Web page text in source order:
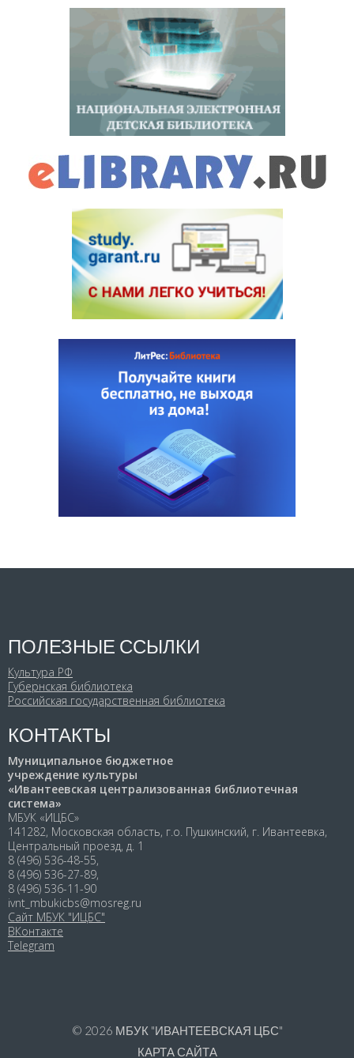
ПОЛЕЗНЫЕ ССЫЛКИ
Культура РФ
Губернская библиотека
Российская государственная библиотека
КОНТАКТЫ
Муниципальное бюджетное
учреждение культуры
«Ивантеевская централизованная библиотечная
система»
МБУК «ИЦБС»
141282, Московская область, г.о. Пушкинский, г. Ивантеевка,
Центральный проезд, д. 1
8 (496) 536-48-55,
8 (496) 536-27-89,
8 (496) 536-11-90
ivnt_mbukicbs@mosreg.ru
Сайт МБУК "ИЦБС"
ВКонтакте
Telegram
© 2026 МБУК "ИВАНТЕЕВСКАЯ ЦБС"
КАРТА САЙТА